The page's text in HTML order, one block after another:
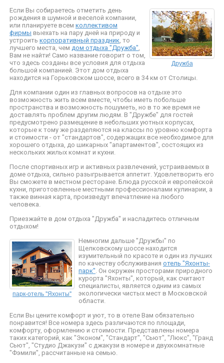
Дружба
Если Вы собираетесь отметить день
рождения в шумной и веселой компании,
или планируете всем коллективом
фирмы выехать на пару дней на природу и
устроить корпоративный праздник, то
лучшего места, чем дом отдыха "Дружба",
Вам не найти! Само название говорит о том,
что здесь созданы все условия для отдыха
большой компанией. Этот дом отдыха
находится на Горьковском шоссе, всего в 34 км от Столицы.
Для компании один из главных вопросов на отдыхе это
возможность жить всем вместе, чтобы иметь побольше
пространства и возможность пошуметь, но в то же время не
доставлять проблем другим людям. В "Дружбе" для гостей
предусмотрено размещение в небольших уютных корпусах,
которые к тому же разделяются на классы по уровню комфорта
и стоимости - от "стандартов", содержащих все необходимое для
хорошего отдыха, до шикарных "апартаментов", состоящих из
нескольких жилых комнат и кухни.
После спортивных игр и активных развлечений, устраиваемых в
доме отдыха, сильно разыгрывается аппетит. Удовлетворить его
Вы сможете в местном ресторане. Блюда русской и европейской
кухни, приготовленные местными профессионалами кулинарии, а
также винная карта, произведут впечатление на любого
человека.
Приезжайте в дом отдыха "Дружба" и насладитесь отличным
отдыхом!
парк-отель "Яхонты"
Немногим дальше "Дружбы" по
Щелковскому шоссе находится
изумительный по красоте и один из лучших
по качеству обслуживания отель "Яхонты-
парк". Он окружен просторами природного
курорта "Яхонты", который, как считают
специалисты, является одним из самых
экологически чистых мест в Московской
области.
Если Вы цените комфорт и уют, то в отеле Вам обязательно
понравится! Все номера здесь различаются по площади,
комфорту, оформлению и стоимости. Представлены номера
таких категорий, как "Эконом", "Стандарт", "Сьют", "Люкс", "Гранд
Сьют", "Студио Джакузи" с джакузи в номере и двухкомнатные
"Фэмили", рассчитанные на семью.